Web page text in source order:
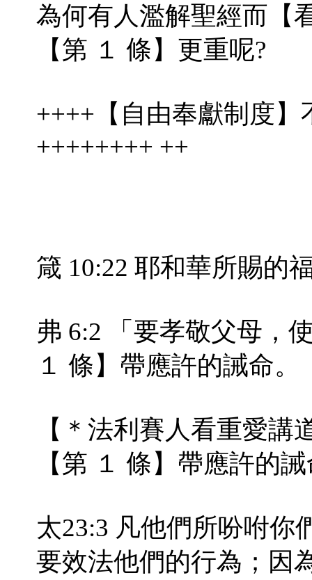
為何有人濫解聖經而【
【第 １ 條】更重呢?
++++【自由奉獻制度
++++++++ ++
箴 10:22 耶和華所賜的
弗 6:2 「要孝敬父母，
１ 條】帶應許的誡命。
【＊法利賽人看重愛
【第 １ 條】帶應許的
太23:3 凡他們所吩咐你
要效法他們的行為；因